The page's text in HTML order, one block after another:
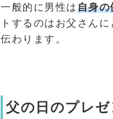
一般的に男性は自身の
トするのはお父さん
伝わります。
父の日のプレ